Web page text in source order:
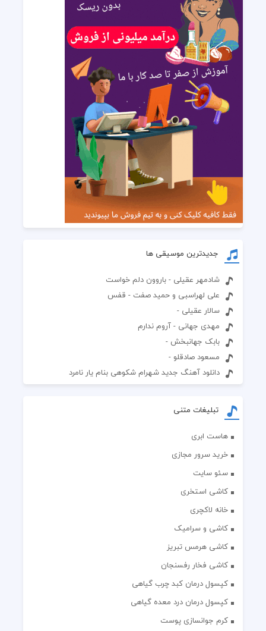
جدیدترین موسیقی ها
شادمهر عقیلی - باروون دلم خواست
علی لهراسبی و حمید صفت - قفس
سالار عقیلی -
مهدی جهانی - آروم ندارم
بابک جهانبخش -
مسعود صادقلو -
دانلود آهنگ جدید شهرام شکوهی بنام یار نامرد
تبلیغات متنی
هاست ابری
خرید سرور مجازی
سئو سایت
کاشی استخری
خانه لاکچری
کاشی و سرامیک
کاشی هرمس تبریز
کاشی فخار رفسنجان
کپسول درمان کبد چرب گیاهی
کپسول درمان درد معده گیاهی
کرم جوانسازی پوست